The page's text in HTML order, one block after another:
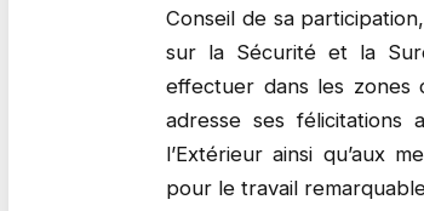
Conseil de sa
sur la Sécurité et la
effectuer dans les zones
adresse ses félicitations
l’Extérieur ainsi qu’aux
pour le travail